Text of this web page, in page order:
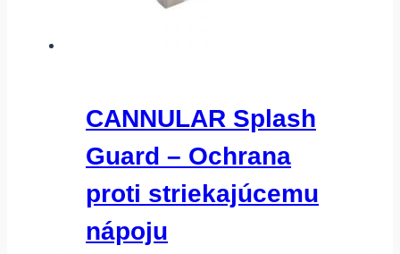
CANNULAR Splash
Guard – Ochrana
proti striekajúcemu
nápoju